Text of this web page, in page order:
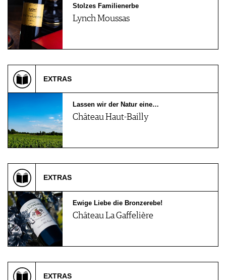
Stolzes Familienerbe
Lynch Moussas
EXTRAS
Lassen wir der Natur eine…
Château Haut-Bailly
EXTRAS
Ewige Liebe die Bronzerebe!
Château La Gaffelière
EXTRAS